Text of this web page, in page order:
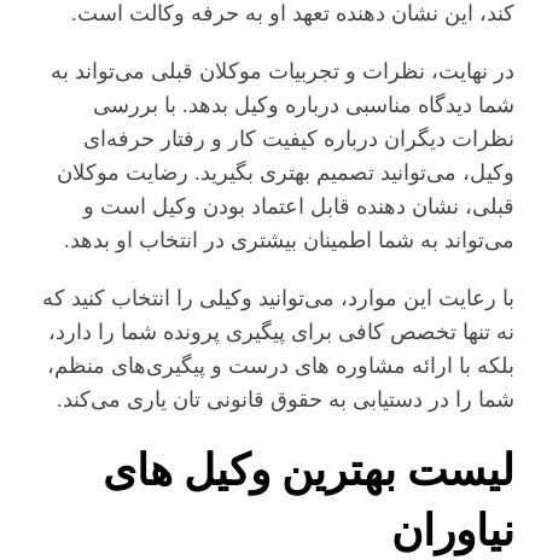
کند، این نشان‌ دهنده تعهد او به حرفه وکالت است.
در نهایت، نظرات و تجربیات موکلان قبلی می‌تواند به
شما دیدگاه مناسبی درباره وکیل بدهد. با بررسی
نظرات دیگران درباره کیفیت کار و رفتار حرفه‌ای
وکیل، می‌توانید تصمیم بهتری بگیرید. رضایت موکلان
قبلی، نشان‌ دهنده قابل‌ اعتماد بودن وکیل است و
می‌تواند به شما اطمینان بیشتری در انتخاب او بدهد.
با رعایت این موارد، می‌توانید وکیلی را انتخاب کنید که
نه تنها تخصص کافی برای پیگیری پرونده شما را دارد،
بلکه با ارائه مشاوره‌ های درست و پیگیری‌های منظم،
شما را در دستیابی به حقوق قانونی‌ تان یاری می‌کند.
لیست بهترین وکیل‌ های
نیاوران